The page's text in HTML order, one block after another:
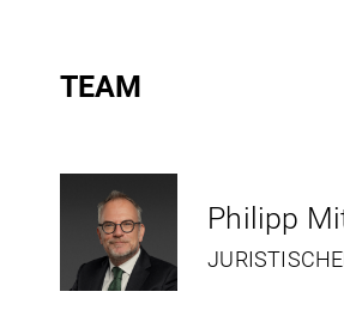
TEAM
Philipp